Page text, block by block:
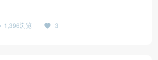
1,396浏览 3